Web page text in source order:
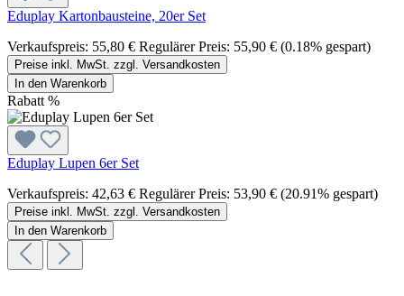
Eduplay Kartonbausteine, 20er Set
Verkaufspreis: 55,80 € Regulärer Preis: 55,90 € (0.18% gespart)
Preise inkl. MwSt. zzgl. Versandkosten
In den Warenkorb
Rabatt %
Eduplay Lupen 6er Set
Verkaufspreis: 42,63 € Regulärer Preis: 53,90 € (20.91% gespart)
Preise inkl. MwSt. zzgl. Versandkosten
In den Warenkorb